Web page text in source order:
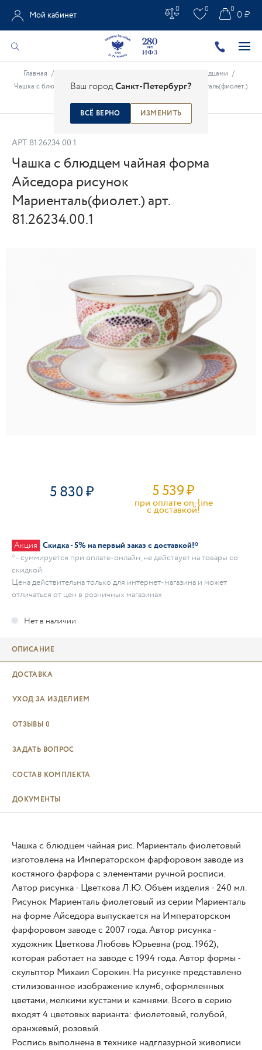
Ваш городСанкт-Петербург?
ВСЁ ВЕРНО ИЗМЕНИТЬ
Мой кабинет
0 0 0 ₽
0
Главная / Чашки с блюдцами /
Чашка с блюдцем чайная форма Айседора рисунок Мариенталь(фиолет.)
АРТ. 81.26234.00.1
Чашка с блюдцем чайная форма
Айседора рисунок
Мариенталь(фиолет.) арт.
81.26234.00.1
5 830 5 539₽
при оплате on-line
c доставкой!
Акция Скидка - 5% на первый заказ с доставкой!*
* - суммируется при оплате-онлайн, не действует на товары со
скидкой.
Цена действительна только для интернет-магазина и может
отличаться от цен в розничных магазинах
ОПИСАНИЕ
ДОСТАВКА
УХОД ЗА ИЗДЕЛИЕМ
ОТЗЫВЫ 0
ЗАДАТЬ ВОПРОС
СОСТАВ КОМПЛЕКТА
ДОКУМЕНТЫ
Чашка с блюдцем чайная рис. Мариенталь фиолетовый
изготовлена на Императорском фарфоровом заводе из
костяного фарфора с элементами ручной росписи.
Автор рисунка - Цветкова Л.Ю. Объем изделия - 240 мл.
Рисунок Мариенталь фиолетовый из серии Мариенталь
на форме Айседора выпускается на Императорском
фарфоровом заводе с 2007 года. Автор рисунка -
художник Цветкова Любовь Юрьевна (род. 1962),
которая работает на заводе с 1994 года. Автор формы -
скульптор Михаил Сорокин. На рисунке представлено
стилизованное изображение клумб, оформленных
цветами, мелкими кустами и камнями. Всего в серию
входят 4 цветовых варианта: фиолетовый, голубой,
оранжевый, розовый.
Роспись выполнена в технике надглазурной живописи